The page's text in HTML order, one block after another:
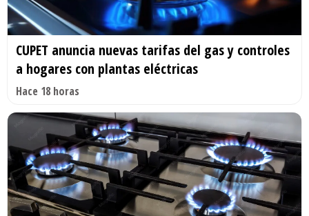
CUPET anuncia nuevas tarifas del gas y controles
a hogares con plantas eléctricas
Hace 18 horas